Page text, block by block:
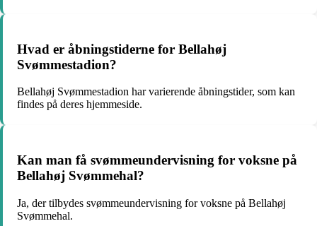
Hvad er åbningstiderne for Bellahøj
Svømmestadion?
Bellahøj Svømmestadion har varierende åbningstider, som kan
findes på deres hjemmeside.
Kan man få svømmeundervisning for voksne på
Bellahøj Svømmehal?
Ja, der tilbydes svømmeundervisning for voksne på Bellahøj
Svømmehal.